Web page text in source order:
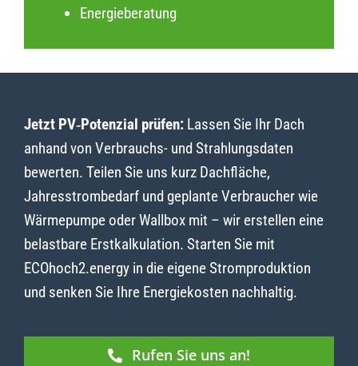
Energieberatung
Jetzt PV‑Potenzial prüfen:Lassen Sie Ihr Dach
anhand von Verbrauchs- und Strahlungsdaten
bewerten. Teilen Sie uns kurz Dachfläche,
Jahresstrombedarf und geplante Verbraucher wie
Wärmepumpe oder Wallbox mit – wir erstellen eine
belastbare Erstkalkulation. Starten Sie mit
ECOhoch2.energy in die eigene Stromproduktion
und senken Sie Ihre Energiekosten nachhaltig.
Rufen Sie uns an!